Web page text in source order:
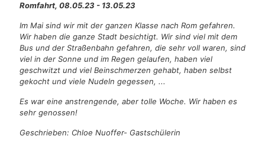
Romfahrt, 08.05.23 - 13.05.23
Im Mai sind wir mit der ganzen Klasse nach Rom gefahren.
Wir haben die ganze Stadt besichtigt. Wir sind viel mit dem
Bus und der Straßenbahn gefahren, die sehr voll waren, sind
viel in der Sonne und im Regen gelaufen, haben viel
geschwitzt und viel Beinschmerzen gehabt, haben selbst
gekocht und viele Nudeln gegessen, ...
Es war eine anstrengende, aber tolle Woche. Wir haben es
sehr genossen!
Geschrieben: Chloe Nuoffer- Gastschülerin